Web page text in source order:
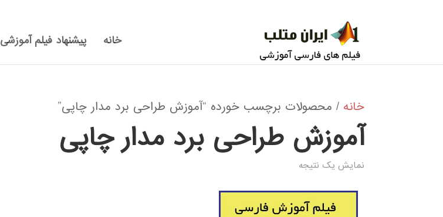
خانه پیشنهاد فیلم آموزشی
خانه / محصولات برچسب خورده “آموزش طراحی برد مدار چاپی”
آموزش طراحی برد مدار چاپی
نمایش یک نتیجه